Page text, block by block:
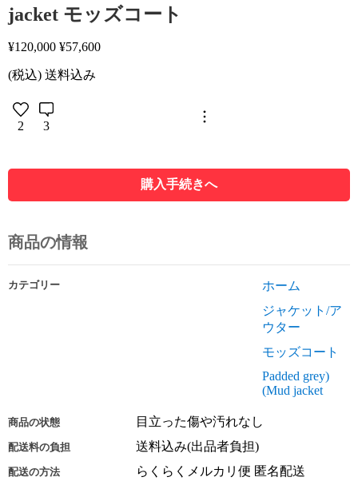
jacket モッズコート
¥120,000 ¥57,600
(税込) 送料込み
2 3
購入手続きへ
商品の情報
カテゴリー
ホーム
ジャケット/ア
ウター
モッズコート
Padded grey)
(Mud jacket
商品の状態 目立った傷や汚れなし
配送料の負担 送料込み(出品者負担)
配送の方法 らくらくメルカリ便 匿名配送